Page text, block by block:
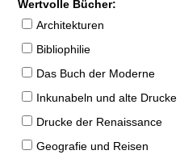
Wertvolle Bücher:
Architekturen
Bibliophilie
Das Buch der Moderne
Inkunabeln und alte Drucke
Drucke der Renaissance
Geografie und Reisen